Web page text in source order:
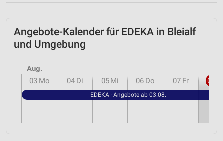
Angebote-Kalender für EDEKA in Bleialf
und Umgebung
Aug.
03 Mo 04 Di 05 Mi 06 Do 07 Fr 08
EDEKA - Angebote ab 03.08.